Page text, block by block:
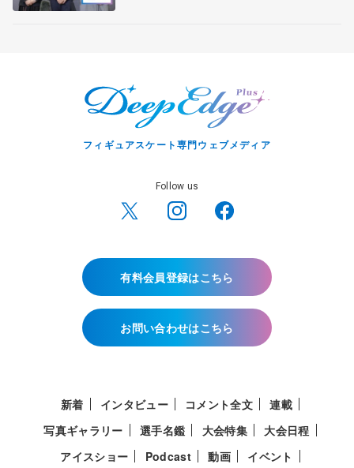
フィギュアスケート専門ウェブメディア
Follow us
有料会員登録はこちら
お問い合わせはこちら
新着 インタビュー コメント全文
連載
写真ギャラリー
選手名鑑 大会特集
大会日程
アイスショー
Podcast 動画 イベント